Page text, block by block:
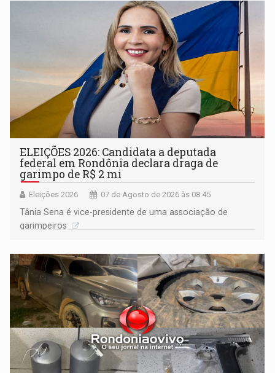
ELEIÇÕES 2026: Candidata a deputada
federal em Rondônia declara draga de
garimpo de R$ 2 mi
Eleições 2026 07 de Agosto de 2026 às 08:45
Tânia Sena é vice-presidente de uma associação de
garimpeiros